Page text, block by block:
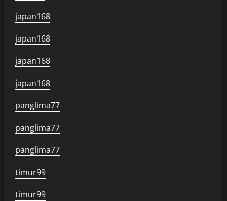
japan168
japan168
japan168
japan168
panglima77
panglima77
panglima77
timur99
timur99